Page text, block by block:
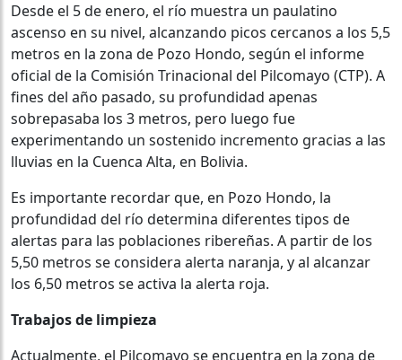
Desde el 5 de enero, el río muestra un paulatino
ascenso en su nivel, alcanzando picos cercanos a los 5,5
metros en la zona de Pozo Hondo, según el informe
oficial de la Comisión Trinacional del Pilcomayo (CTP). A
fines del año pasado, su profundidad apenas
sobrepasaba los 3 metros, pero luego fue
experimentando un sostenido incremento gracias a las
lluvias en la Cuenca Alta, en Bolivia.
Es importante recordar que, en Pozo Hondo, la
profundidad del río determina diferentes tipos de
alertas para las poblaciones ribereñas. A partir de los
5,50 metros se considera alerta naranja, y al alcanzar
los 6,50 metros se activa la alerta roja.
Trabajos de limpieza
Actualmente, el Pilcomayo se encuentra en la zona de